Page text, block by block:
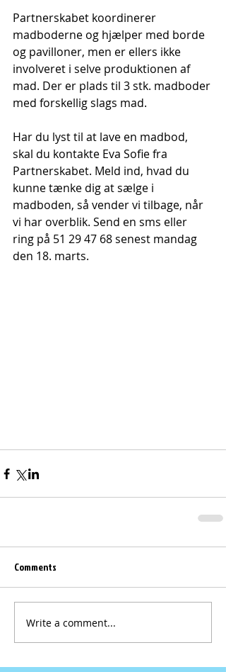
Partnerskabet koordinerer
madboderne og hjælper med borde
og pavilloner, men er ellers ikke
involveret i selve produktionen af
mad. Der er plads til 3 stk. madboder
med forskellig slags mad.
Har du lyst til at lave en madbod,
skal du kontakte Eva Sofie fra
Partnerskabet. Meld ind, hvad du
kunne tænke dig at sælge i
madboden, så vender vi tilbage, når
vi har overblik. Send en sms eller
ring på 51 29 47 68 senest mandag
den 18. marts.
Comments
Write a comment...